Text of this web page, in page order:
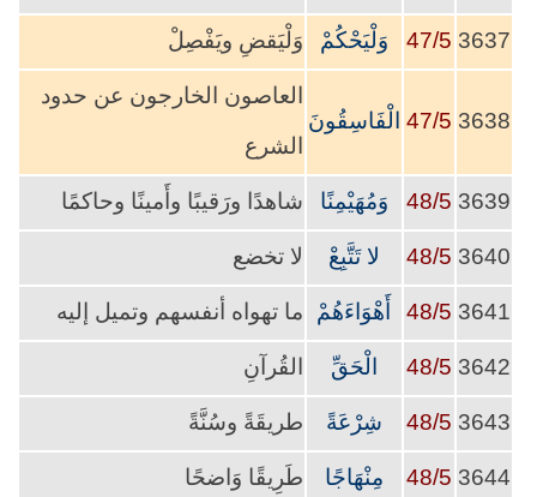
3637
47/5 وَلْيَحْكُمْ وَلْيَقضِ ويَفْصِلْ
3638
47/5 الْفَاسِقُونَ
العاصون الخارجون عن حدود
الشرع
3639
48/5 وَمُهَيْمِنًا شاهدًا ورَقيبًا وأَمينًا وحاكمًا
3640
48/5 لا تَتَّبِعْ لا تخضع
3641
48/5 أَهْوَاءَهُمْ ما تهواه أنفسهم وتميل إليه
3642
48/5 الْحَقِّ القُرآنِ
3643
48/5 شِرْعَةً طريقَةً وسُنَّةً
3644
48/5 مِنْهَاجًا طَرِيقًا وَاضحًا